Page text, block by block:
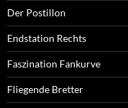
Der Postillon
Endstation Rechts
Faszination Fankurve
Fliegende Bretter